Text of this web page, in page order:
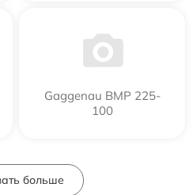
Gaggenau BMP 225-
100
больше